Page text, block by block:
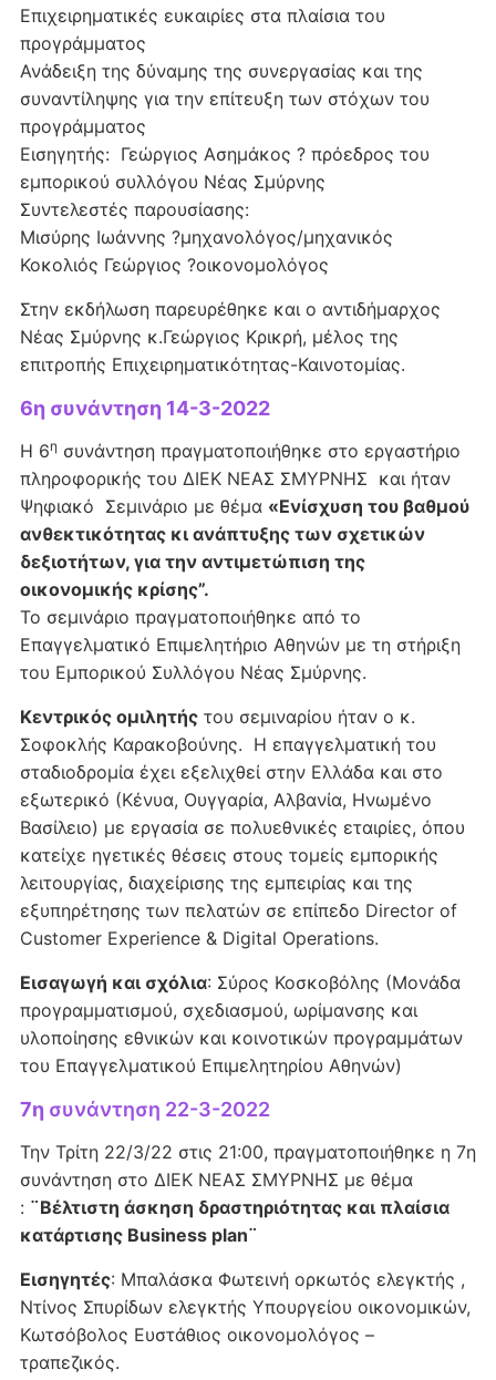
Επιχειρηματικές ευκαιρίες στα πλαίσια του
προγράμματος
Ανάδειξη της δύναμης της συνεργασίας και της
συναντίληψης για την επίτευξη των στόχων του
προγράμματος
Εισηγητής: Γεώργιος Ασημάκος ? πρόεδρος του
εμπορικού συλλόγου Νέας Σμύρνης
Συντελεστές παρουσίασης:
Μισύρης Ιωάννης ?μηχανολόγος/μηχανικός
Κοκολιός Γεώργιος ?οικονομολόγος
Στην εκδήλωση παρευρέθηκε και ο αντιδήμαρχος
Νέας Σμύρνης κ.Γεώργιος Κρικρή, μέλος της
επιτροπής Επιχειρηματικότητας-Καινοτομίας.
6η συνάντηση 14-3-2022
Η 6η συνάντηση πραγματοποιήθηκε στο εργαστήριο
πληροφορικής του ΔΙΕΚ ΝΕΑΣ ΣΜΥΡΝΗΣ και ήταν
Ψηφιακό Σεμινάριο με θέμα «Ενίσχυση του βαθμού
ανθεκτικότητας κι ανάπτυξης των σχετικών
δεξιοτήτων, για την αντιμετώπιση της
οικονομικής κρίσης”.
Το σεμινάριο πραγματοποιήθηκε από το
Επαγγελματικό Επιμελητήριο Αθηνών με τη στήριξη
του Εμπορικού Συλλόγου Νέας Σμύρνης.
Κεντρικός ομιλητήςτου σεμιναρίου ήταν ο κ.
Σοφοκλής Καρακοβούνης. Η επαγγελματική του
σταδιοδρομία έχει εξελιχθεί στην Ελλάδα και στο
εξωτερικό (Κένυα, Ουγγαρία, Αλβανία, Ηνωμένο
Βασίλειο) με εργασία σε πολυεθνικές εταιρίες, όπου
κατείχε ηγετικές θέσεις στους τομείς εμπορικής
λειτουργίας, διαχείρισης της εμπειρίας και της
εξυπηρέτησης των πελατών σε επίπεδο Director of
Customer Experience & Digital Operations.
Εισαγωγή και σχόλια: Σύρος Κοσκοβόλης (Μονάδα
προγραμματισμού, σχεδιασμού, ωρίμανσης και
υλοποίησης εθνικών και κοινοτικών προγραμμάτων
του Επαγγελματικού Επιμελητηρίου Αθηνών)
7η συνάντηση 22-3-2022
Την Τρίτη 22/3/22 στις 21:00, πραγματοποιήθηκε η 7η
συνάντηση στο ΔΙΕΚ ΝΕΑΣ ΣΜΥΡΝΗΣ με θέμα
: ¨Βέλτιστη άσκηση δραστηριότητας και πλαίσια
κατάρτισης Business plan¨
Εισηγητές: Μπαλάσκα Φωτεινή ορκωτός ελεγκτής ,
Ντίνος Σπυρίδων ελεγκτής Υπουργείου οικονομικών,
Κωτσόβολος Ευστάθιος οικονομολόγος –
τραπεζικός.